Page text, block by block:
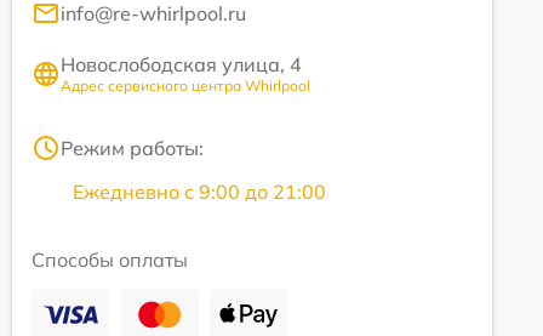
info@re-whirlpool.ru
Новослободская улица, 4
Адрес сервисного центра Whirlpool
Режим работы:
Ежедневно с 9:00 до 21:00
Способы оплаты